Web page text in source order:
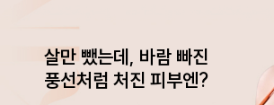
살만 뺐는데, 바람 빠진
풍선처럼 처진 피부엔?